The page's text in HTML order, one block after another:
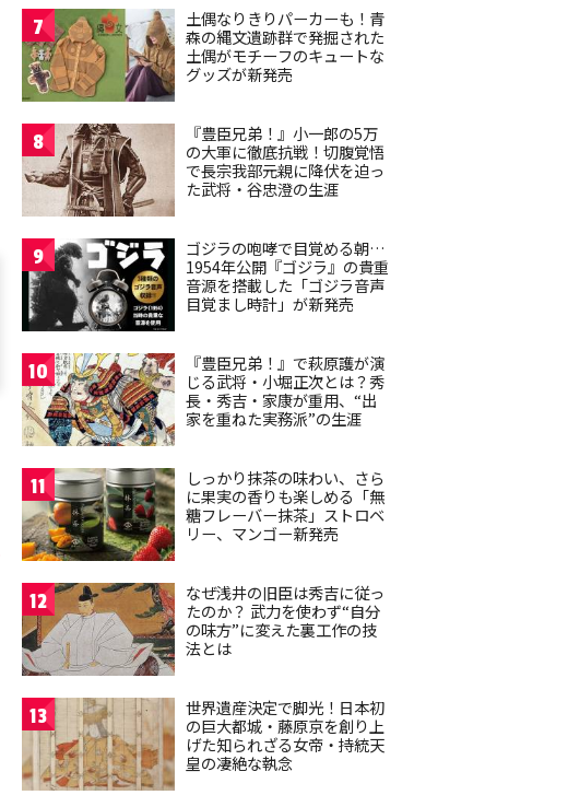
7
土偶なりきりパーカーも！青
森の縄文遺跡群で発掘された
土偶がモチーフのキュートな
グッズが新発売
8
『豊臣兄弟！』小一郎の5万
の大軍に徹底抗戦！切腹覚悟
で長宗我部元親に降伏を迫っ
た武将・谷忠澄の生涯
9
ゴジラの咆哮で目覚める朝…
1954年公開『ゴジラ』の貴重
音源を搭載した「ゴジラ音声
目覚まし時計」が新発売
10
『豊臣兄弟！』で萩原護が演
じる武将・小堀正次とは？秀
長・秀吉・家康が重用、“出
家を重ねた実務派”の生涯
11
しっかり抹茶の味わい、さら
に果実の香りも楽しめる「無
糖フレーバー抹茶」ストロベ
リー、マンゴー新発売
12
なぜ浅井の旧臣は秀吉に従っ
たのか？ 武力を使わず“自分
の味方”に変えた裏工作の技
法とは
13
世界遺産決定で脚光！日本初
の巨大都城・藤原京を創り上
げた知られざる女帝・持統天
皇の凄絶な執念